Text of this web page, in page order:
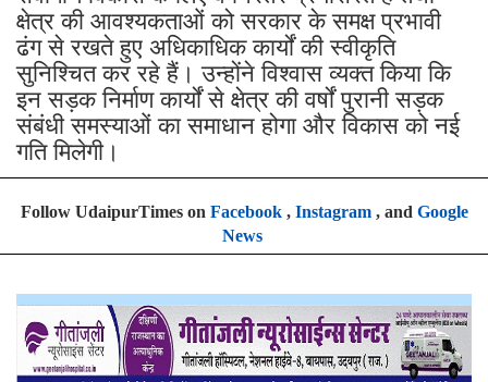
क्षेत्र की आवश्यकताओं को सरकार के समक्ष प्रभावी
ढंग से रखते हुए अधिकाधिक कार्यों की स्वीकृति
सुनिश्चित कर रहे हैं। उन्होंने विश्वास व्यक्त किया कि
इन सड़क निर्माण कार्यों से क्षेत्र की वर्षों पुरानी सड़क
संबंधी समस्याओं का समाधान होगा और विकास को नई
गति मिलेगी।
Follow UdaipurTimes on Facebook, Instagram, and Google
News